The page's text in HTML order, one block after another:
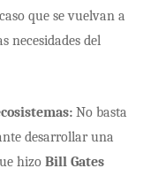
que se vuelvan a
necesidades del
No basta
desarrollar una
hizo Bill Gates